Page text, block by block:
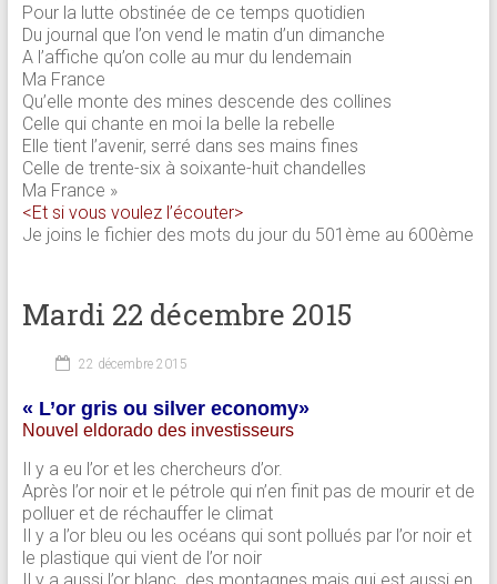
Pour la lutte obstinée de ce temps quotidien
Du journal que l’on vend le matin d’un dimanche
A l’affiche qu’on colle au mur du lendemain
Ma France
Qu’elle monte des mines descende des collines
Celle qui chante en moi la belle la rebelle
Elle tient l’avenir, serré dans ses mains fines
Celle de trente-six à soixante-huit chandelles
Ma France »
<Et si vous voulez l’écouter>
Je joins le fichier des mots du jour du 501ème au 600ème
Mardi 22 décembre 2015
22 décembre 2015
« L’or gris ou silver economy»
Nouvel eldorado des investisseurs
Il y a eu l’or et les chercheurs d’or.
Après l’or noir et le pétrole qui n’en finit pas de mourir et de
polluer et de réchauffer le climat
Il y a l’or bleu ou les océans qui sont pollués par l’or noir et
le plastique qui vient de l’or noir